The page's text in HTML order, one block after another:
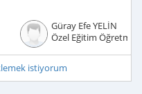
Güray Efe YELİN
Özel Eğitim
istiyorum